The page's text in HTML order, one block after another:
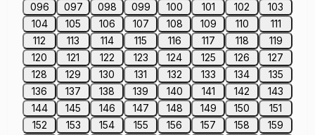
096
097 098 099 100 101 102
103
104
105 106 107 108 109 110
111
112
113 114 115 116 117 118
119
120
121 122 123 124 125 126
127
128
129 130 131 132 133 134
135
136
137 138 139 140 141 142
143
144
145 146 147 148 149 150
151
152
153 154 155 156 157 158
159